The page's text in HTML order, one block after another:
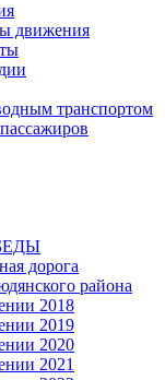
движения
транспортом
дорога
района
2018
2019
2020
2021